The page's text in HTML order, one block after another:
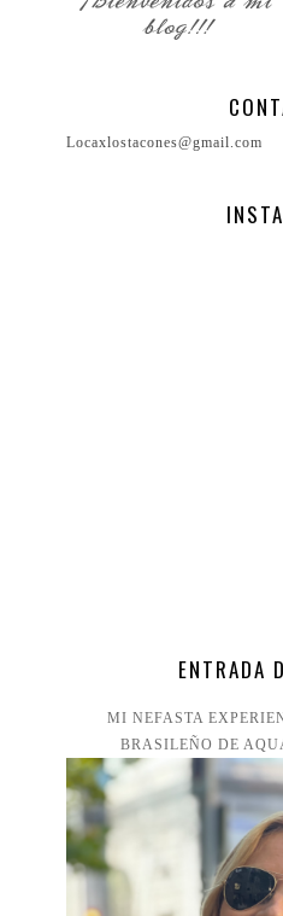
Locaxlostacones@gmail.com
ENTRADA
MI NEFASTA
BRASILEÑO DE